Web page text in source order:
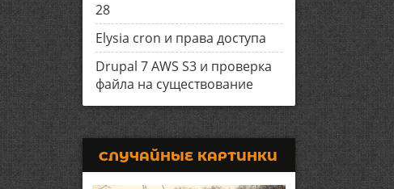
28
Elysia cron и права доступа
Drupal 7 AWS S3 и проверка
файла на существование
СЛУЧАЙНЫЕ КАРТИНКИ